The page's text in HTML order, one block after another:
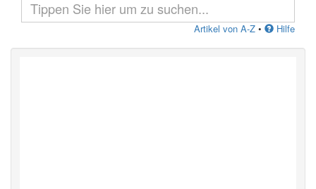
Artikel von A-Z • Hilfe